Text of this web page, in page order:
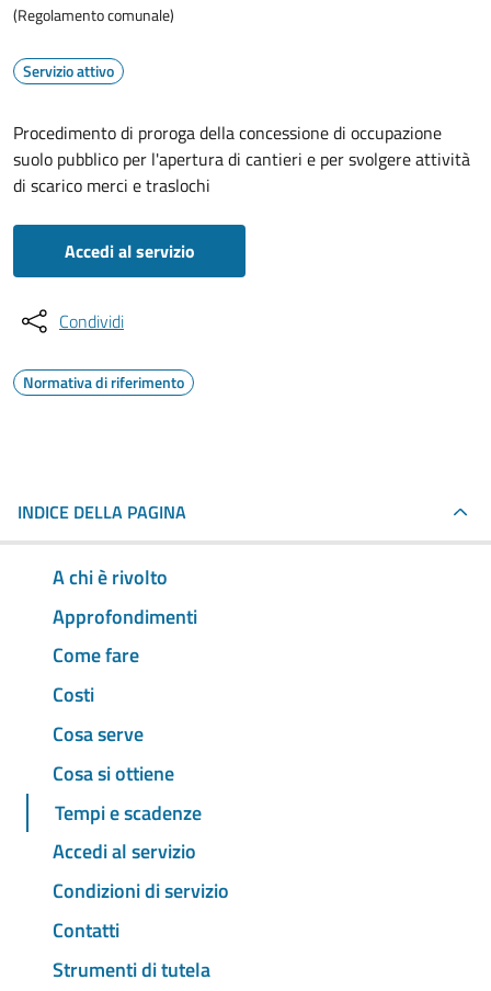
(Regolamento comunale)
Servizio attivo
Procedimento di proroga della concessione di occupazione
suolo pubblico per l'apertura di cantieri e per svolgere attività
di scarico merci e traslochi
Accedi al servizio
Condividi
Normativa di riferimento
INDICE DELLA PAGINA
A chi è rivolto
Approfondimenti
Come fare
Costi
Cosa serve
Cosa si ottiene
Tempi e scadenze
Accedi al servizio
Condizioni di servizio
Contatti
Strumenti di tutela